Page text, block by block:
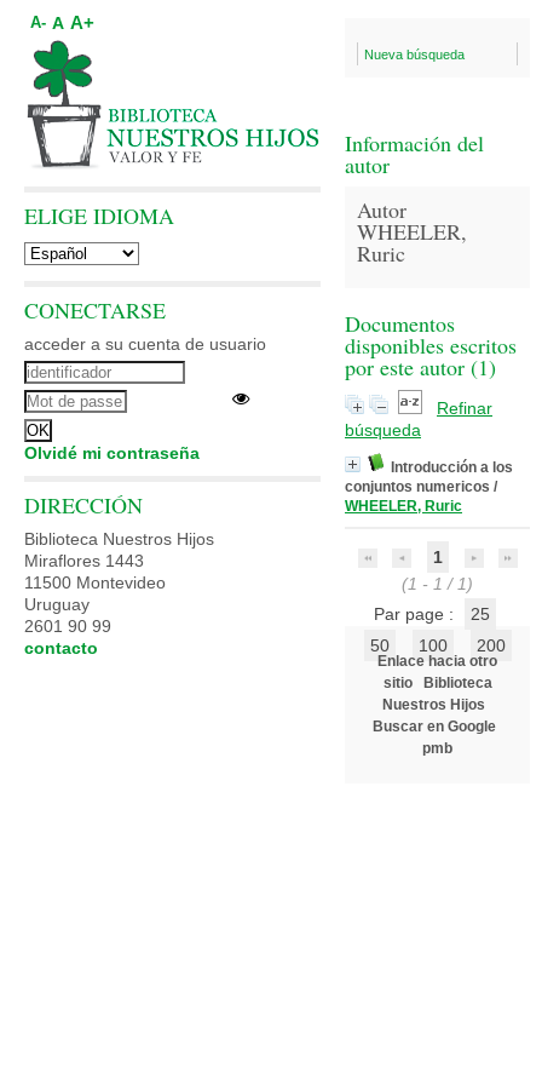
Nueva búsqueda
Información del
autor
Autor
WHEELER,
Ruric
Documentos
disponibles escritos
por este autor (1)
Refinar
búsqueda
Introducción a los
conjuntos numericos /
WHEELER, Ruric
1
(1 - 1 / 1)
Par page :
25
50
100 200
Enlace hacia otro
sitio
Biblioteca
Nuestros Hijos
Buscar en Google
pmb
A- A A+
ELIGE IDIOMA
CONECTARSE
acceder a su cuenta de usuario
Olvidé mi contraseña
DIRECCIÓN
Biblioteca Nuestros Hijos
Miraflores 1443
11500 Montevideo
Uruguay
2601 90 99
contacto